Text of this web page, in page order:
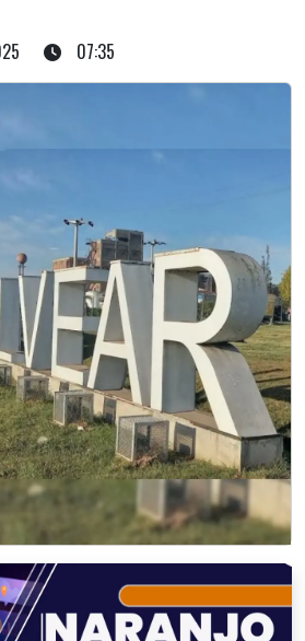
07:35